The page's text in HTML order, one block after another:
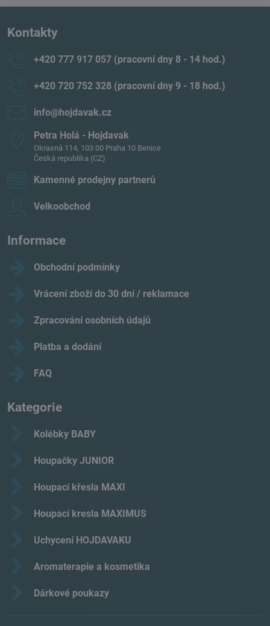
Kontakty
+420 777 917 057 (pracovní dny 8 - 14 hod​.)
+420 720 752 328 (pracovní dny 9 - 18 hod​.)
info​@hojdavak​.cz
Petra Holá - Hojdavak
Okrasná 114, 103 00 Praha 10 Benice
Česká republika (CZ)
Kamenné prodejny partnerů
Velkoobchod
Informace
Obchodní podmínky
Vrácení zboží do 30 dní / reklamace
Zpracování osobních údajů
Platba a dodání
FAQ
Kategorie
Kolébky BABY
Houpačky JUNIOR
Houpací křesla MAXI
Houpací kresla MAXIMUS
Uchycení HOJDAVAKU
Aromaterapie a kosmetika
Dárkové poukazy